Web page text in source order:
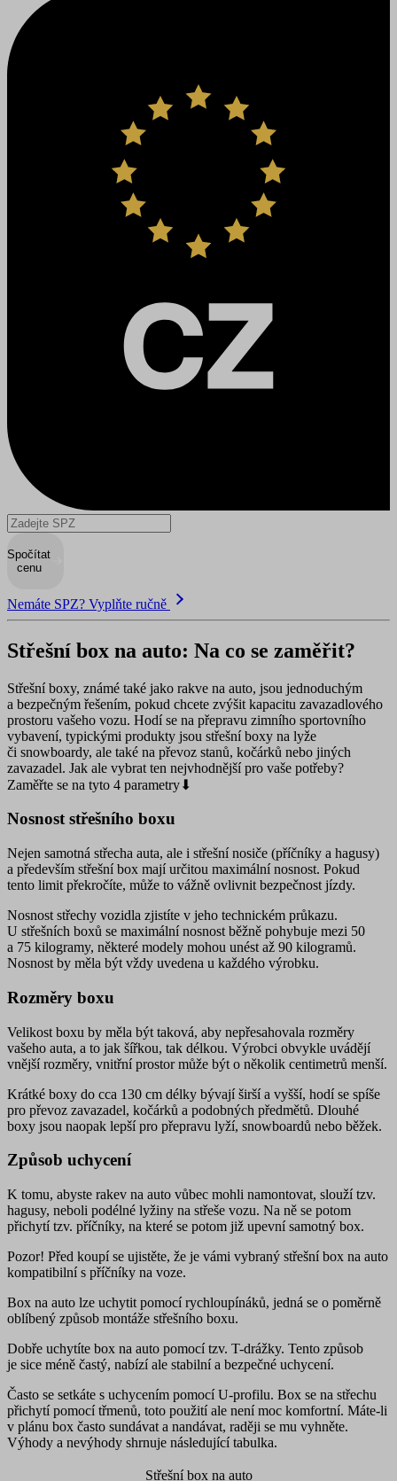
Spočítat
cenu
Nemáte SPZ? Vyplňte ručně
Střešní box na auto: Na co se zaměřit?
Střešní boxy, známé také jako rakve na auto, jsou jednoduchým
a bezpečným řešením, pokud chcete zvýšit kapacitu zavazadlového
prostoru vašeho vozu. Hodí se na přepravu zimního sportovního
vybavení, typickými produkty jsou střešní boxy na lyže
či snowboardy, ale také na převoz stanů, kočárků nebo jiných
zavazadel. Jak ale vybrat ten nejvhodnější pro vaše potřeby?
Zaměřte se na tyto 4 parametry⬇
Nosnost střešního boxu
Nejen samotná střecha auta, ale i střešní nosiče (příčníky a hagusy)
a především střešní box mají určitou maximální nosnost. Pokud
tento limit překročíte, může to vážně ovlivnit bezpečnost jízdy.
Nosnost střechy vozidla zjistíte v jeho technickém průkazu.
U střešních boxů se maximální nosnost běžně pohybuje mezi 50
a 75 kilogramy, některé modely mohou unést až 90 kilogramů.
Nosnost by měla být vždy uvedena u každého výrobku.
Rozměry boxu
Velikost boxu by měla být taková, aby nepřesahovala rozměry
vašeho auta, a to jak šířkou, tak délkou. Výrobci obvykle uvádějí
vnější rozměry, vnitřní prostor může být o několik centimetrů menší.
Krátké boxy do cca 130 cm délky bývají širší a vyšší, hodí se spíše
pro převoz zavazadel, kočárků a podobných předmětů. Dlouhé
boxy jsou naopak lepší pro přepravu lyží, snowboardů nebo běžek.
Způsob uchycení
K tomu, abyste rakev na auto vůbec mohli namontovat, slouží tzv.
hagusy, neboli podélné lyžiny na střeše vozu. Na ně se potom
přichytí tzv. příčníky, na které se potom již upevní samotný box.
Pozor! Před koupí se ujistěte, že je vámi vybraný střešní box na auto
kompatibilní s příčníky na voze.
Box na auto lze uchytit pomocírychloupínáků, jedná se o poměrně
oblíbený způsob montáže střešního boxu.
Dobře uchytíte box na auto pomocí tzv. T-drážky. Tento způsob
je sice méně častý, nabízí ale stabilní a bezpečné uchycení.
Často se setkáte s uchycením pomocíU-profilu. Box se na střechu
přichytí pomocí třmenů, toto použití ale není moc komfortní. Máte-li
v plánu box často sundávat a nandávat, raději se mu vyhněte.
Výhody a nevýhody shrnuje následující tabulka.
Střešní box na auto